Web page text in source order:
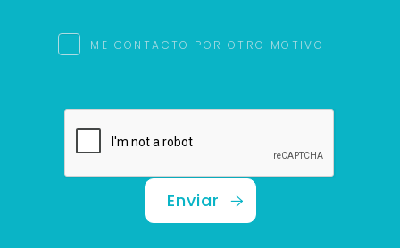
ME CONTACTO POR OTRO MOTIVO
Enviar